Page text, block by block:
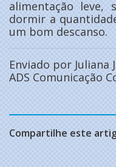
alimentação leve,
dormir a
um bom descanso.
Enviado por Juliana
ADS Comunicação
Compartilhe este